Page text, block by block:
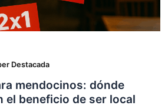
Destacada
mendocinos: dónde
el beneficio de ser local